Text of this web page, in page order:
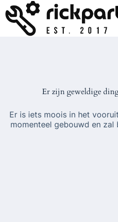
naar
de
inhoud
Er zijn geweldige
Er is iets moois in het
momenteel gebouwd en